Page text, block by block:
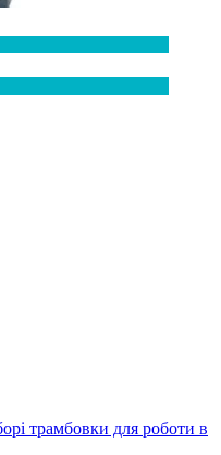
трамбовки для роботи в